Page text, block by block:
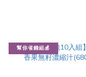
幫你省錢組💰